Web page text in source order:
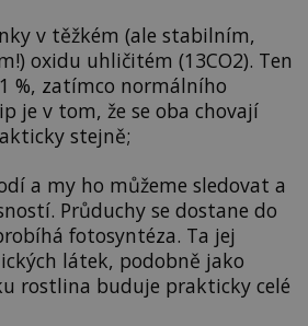
v těžkém (ale stabilním,
oxidu uhličitém (13CO2). Ten
%, zatímco normálního
je v tom, že se oba chovají
stejně;
a my ho můžeme sledovat a
Průduchy se dostane do
fotosyntéza. Ta jej
látek, podobně jako
rostlina buduje prakticky celé